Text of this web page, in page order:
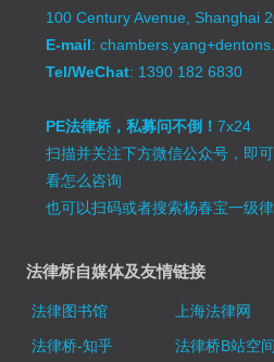
100 Century Avenue, Shanghai
E-mail:
Tel/WeChat: 1390 182 6830
PE法律桥，私募问不倒！7x24
扫描并关注下方微信公众号，即可
看怎么咨询
也可以扫码或者搜索杨春宝一级
法律桥自媒体及友情链接
法律图书馆 上海法律网
法律桥-知乎
法律桥B站空间